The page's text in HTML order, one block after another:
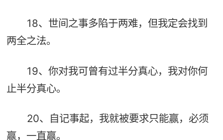
18、世间之事多陷于两难，但我定会找到
两全之法。
19、你对我可曾有过半分真心，我对你何
止半分真心。
20、自记事起，我就被要求只能赢，必须
赢，一直赢。